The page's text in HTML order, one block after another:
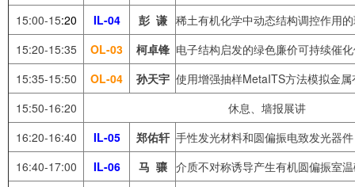
15:00-15:20 IL-04 彭 谦 稀土有机化学中动态结构调控作用
15:20-15:35
OL-03 柯卓锋 电子结构启发的绿色廉价可持续催
15:35-15:50
OL-04 孙天宇 使用增强抽样MetaITS方法模拟金
15:50-16:20
休息、墙报展讲
16:20-16:40
IL-05 郑佑轩 手性发光材料和圆偏振电致发光器件
16:40-17:00
IL-06 马 骧 介质不对称诱导产生有机圆偏振室